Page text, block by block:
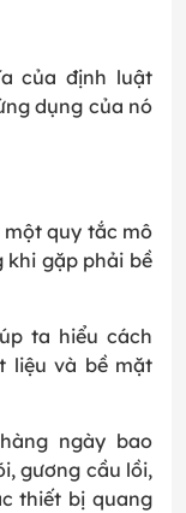
của định luật
dụng của nó
quy tắc mô
khi gặp phải bề
ta hiểu cách
liệu và bề mặt
ngày bao
gương cầu lồi,
thiết bị quang